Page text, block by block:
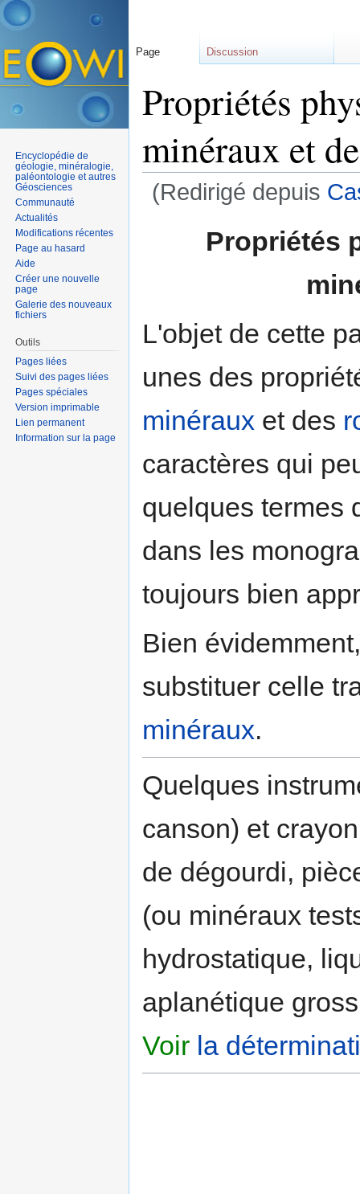
Propriétés
minéraux et
(Redirigé depuis
Propriétés
L'objet de cette
unes des
minéraux et des
caractères qui
quelques termes
dans les
toujours bien
Bien
substituer celle
minéraux.
Quelques
canson) et
de dégourdi,
(ou minéraux
hydrostatique,
aplanétique
Voir la
Page Discussion
Encyclopédie de
géologie, minéralogie,
paléontologie et autres
Géosciences
Communauté
Actualités
Modifications récentes
Page au hasard
Aide
Créer une nouvelle
page
Galerie des nouveaux
fichiers
Outils
Pages liées
Suivi des pages liées
Pages spéciales
Version imprimable
Lien permanent
Information sur la page